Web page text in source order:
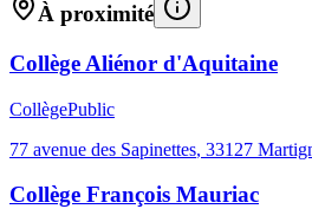
À proximité
Collège Aliénor d'Aquitaine
CollègePublic
77 avenue des Sapinettes, 33127
Collège François Mauriac